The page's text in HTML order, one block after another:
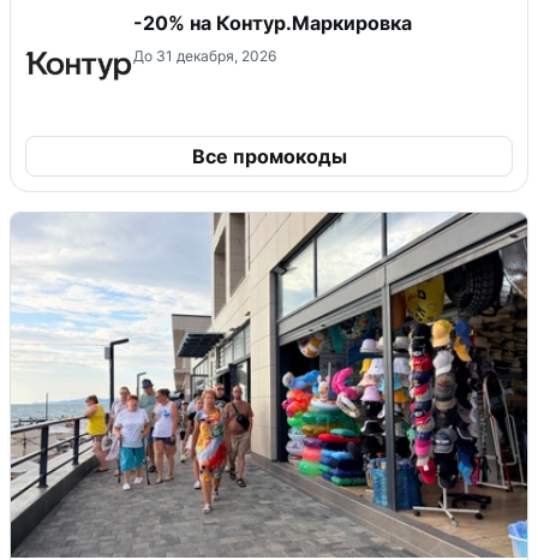
-20% на Контур.Маркировка
До 31 декабря, 2026
Все промокоды